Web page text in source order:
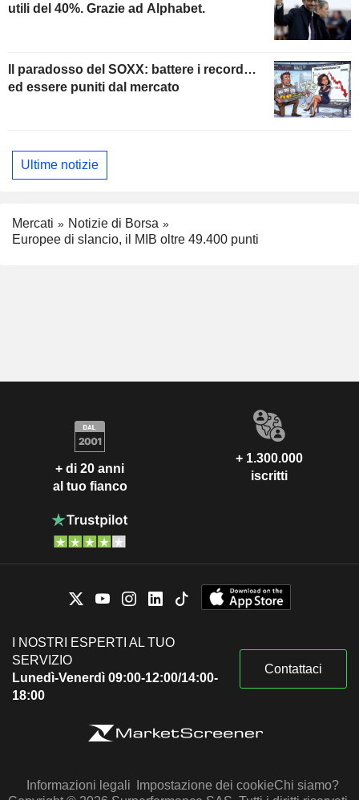
utili del 40%. Grazie ad Alphabet.
Il paradosso del SOXX: battere i record…
ed essere puniti dal mercato
Ultime notizie
Mercati
Notizie di Borsa
Europee di slancio, il MIB oltre 49.400 punti
+ di 20 anni
al tuo fianco
+ 1.300.000
iscritti
I NOSTRI ESPERTI AL TUO
SERVIZIO
Lunedì-Venerdì 09:00-12:00/14:00-
18:00
Contattaci
Informazioni legali Impostazione dei cookieChi siamo?